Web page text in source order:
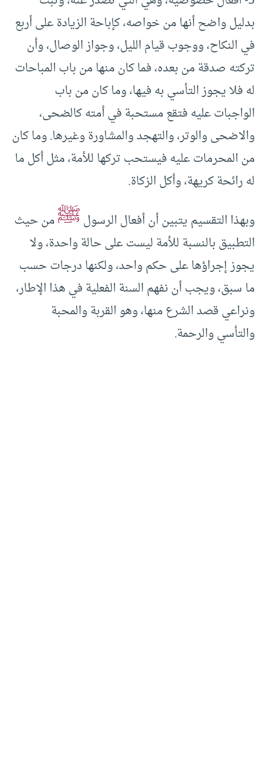
بدليل واضح أنها من خواصه، كإباحة الزيادة على أربع
في النكاح، ووجوب قيام الليل، وجواز الوصال، وأن
تركته صدقة من بعده، فما كان منها من باب المباحات
له فلا يجوز التأسي به فيها، وما كان من باب
الواجبات عليه فتقع مستحبة في أمته كالضحى،
والاضحى والوتر، والتهجد والمشاورة وغيرها. وما كان
من المحرمات عليه فيستحب تركها للأمة، مثل أكل ما
له رائحة كريهة، وأكل الزكاة.
وبهذا التقسيم يتبين أن أفعال الرسولﷺمن حيث
التطبيق بالنسبة للأمة ليست على حالة واحدة، ولا
يجوز إجراؤها على حكم واحد، ولكنها درجات حسب
ما سبق، ويجب أن نفهم السنة الفعلية في هذا الإطار،
ونراعي قصد الشرع منها، وهو القربة والمحبة
والتأسي والرحمة.